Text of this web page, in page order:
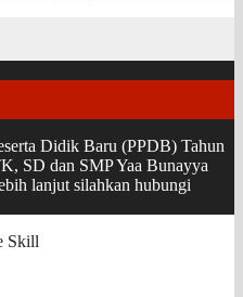
Didik Baru (PPDB) Tahun
SD dan SMP Yaa Bunayya
lanjut silahkan hubungi
Skill